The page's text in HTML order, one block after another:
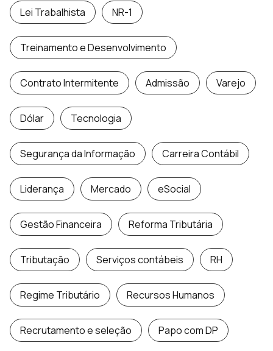
Lei Trabalhista NR-1
Treinamento e Desenvolvimento
Contrato Intermitente Admissão Varejo
Dólar Tecnologia
Segurança da Informação Carreira Contábil
Liderança Mercado eSocial
Gestão Financeira Reforma Tributária
Tributação Serviços contábeis RH
Regime Tributário Recursos Humanos
Recrutamento e seleção Papo com DP